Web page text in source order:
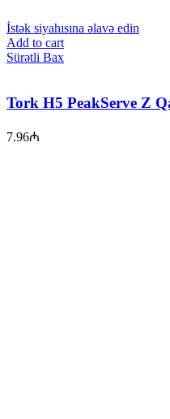
İstək siyahısına əlavə edin
Add to cart
Sürətli Bax
Tork H5 PeakServe Z
7.96₼